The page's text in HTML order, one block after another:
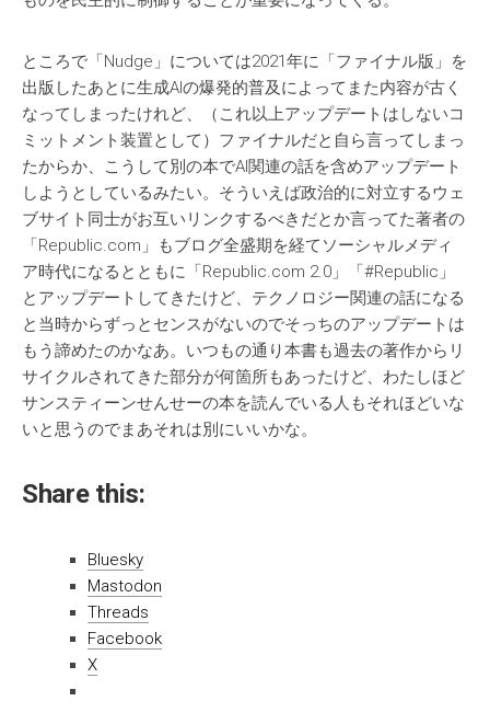
ところで「Nudge」については2021年に「ファイナル版」を
出版したあとに生成AIの爆発的普及によってまた内容が古く
なってしまったけれど、（これ以上アップデートはしないコ
ミットメント装置として）ファイナルだと自ら言ってしまっ
たからか、こうして別の本でAI関連の話を含めアップデート
しようとしているみたい。そういえば政治的に対立するウェ
ブサイト同士がお互いリンクするべきだとか言ってた著者の
「Republic.com」もブログ全盛期を経てソーシャルメディ
ア時代になるとともに「Republic.com 2.0」「#Republic」
とアップデートしてきたけど、テクノロジー関連の話になる
と当時からずっとセンスがないのでそっちのアップデートは
もう諦めたのかなあ。いつもの通り本書も過去の著作からリ
サイクルされてきた部分が何箇所もあったけど、わたしほど
サンスティーンせんせーの本を読んでいる人もそれほどいな
いと思うのでまあそれは別にいいかな。
Share this:
Bluesky
Mastodon
Threads
Facebook
X